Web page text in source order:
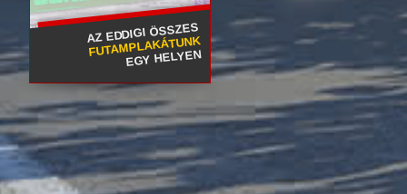
AZ EDDIGI ÖSSZES
FUTAMPLAKÁTUNK
EGY HELYEN